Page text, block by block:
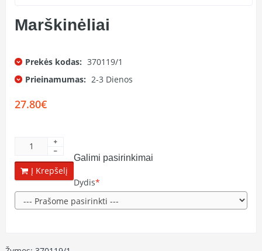
Marškinėliai
Prekės kodas: 370119/1
Prieinamumas: 2-3 Dienos
27.80€
Į Krepšelį
Galimi pasirinkimai
Dydis